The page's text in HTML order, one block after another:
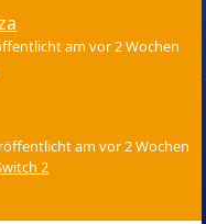
am vor 2 Wochen
am vor 2 Wochen
2